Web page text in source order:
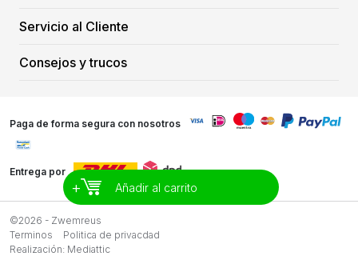
+ Añadir al carrito
Servicio al Cliente
Consejos y trucos
Paga de forma segura con nosotros
Entrega por
©2026 - Zwemreus
Terminos
Politica de privacdad
Realización: Mediattic